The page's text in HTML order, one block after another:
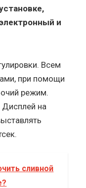
и
Всем
при помощи
режим.
Дисплей на
сливной